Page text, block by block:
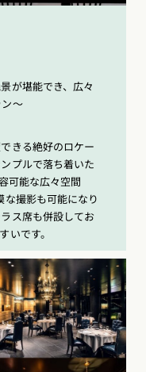
が堪能でき、広々
〜
きる絶好のロケー
プルで落ち着いた
可能な広々空間
な撮影も可能になり
ス席も併設してお
いです。